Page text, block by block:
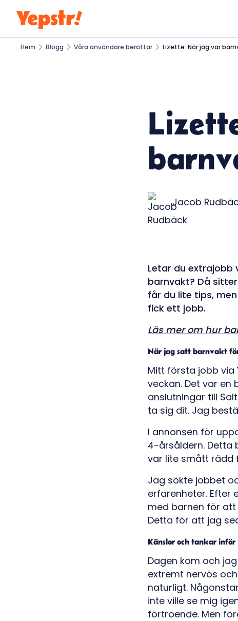
Hem Blogg Våra användare berättar Lizette: När jag var
Jacob
Letar du extrajobb
barnvakt? Då
får du lite tips,
fick ett jobb.
Läs mer om hur
När jag satt barnvakt
Mitt första jobb via
veckan. Det var
anslutningar till
ta sig dit. Jag
I annonsen för
4-årsåldern. Detta
var lite smått rädd
Jag sökte jobbet
erfarenheter. Efter
med barnen för att
Detta för att jag
Känslor och tankar
Dagen kom och
extremt nervös
naturligt.
inte ville se mig
förtroende. Men